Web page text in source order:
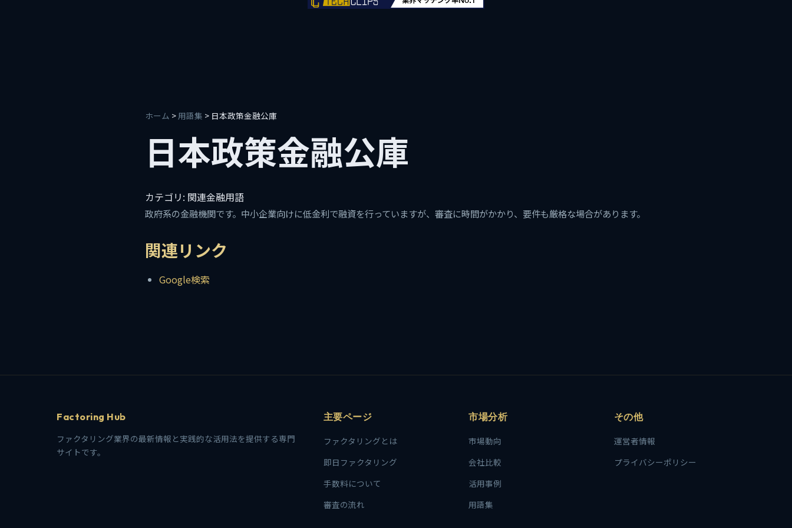
ホーム >用語集 > 日本政策金融公庫
日本政策金融公庫
カテゴリ: 関連金融用語
政府系の金融機関です。中小企業向けに低金利で融資を行っていますが、審査に時間がかかり、要件も厳格な場合があります。
関連リンク
Google検索
Factoring Hub
ファクタリング業界の最新情報と実践的な活用法を提供する専門
サイトです。
主要ページ
ファクタリングとは
即日ファクタリング
手数料について
審査の流れ
市場分析
市場動向
会社比較
活用事例
用語集
その他
運営者情報
プライバシーポリシー